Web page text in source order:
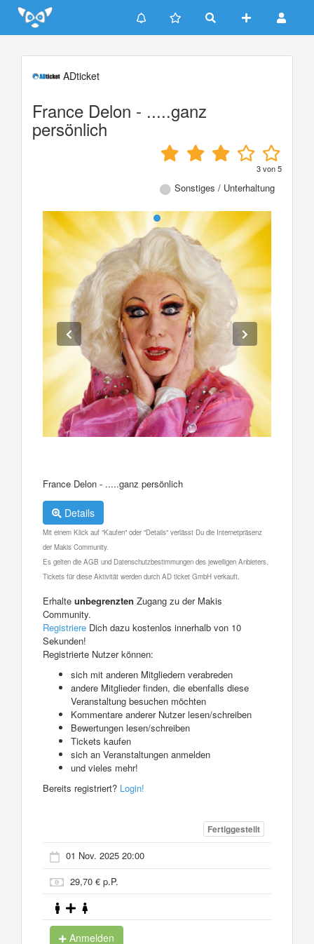
Update cookies preferences
ADticket
France Delon - .....ganz
persönlich
3von5
Sonstiges / Unterhaltung
France Delon - .....ganz persönlich
Details
Mit einem Klick auf "Kaufen" oder "Details" verlässt Du die Internetpräsenz
der Makis Community.
Es gelten die AGB und Datenschutzbestimmungen des jeweiligen Anbieters.
Tickets für diese Aktivität werden durch AD ticket GmbH verkauft.
Erhalte unbegrenzten Zugang zu der Makis
Community.
Registriere Dich dazu kostenlos innerhalb von 10
Sekunden!
Registrierte Nutzer können:
sich mit anderen Mitgliedern verabreden
andere Mitglieder finden, die ebenfalls diese
Veranstaltung besuchen möchten
Kommentare anderer Nutzer lesen/schreiben
Bewertungen lesen/schreiben
Tickets kaufen
sich an Veranstaltungen anmelden
und vieles mehr!
Bereits registriert? Login!
Fertiggestellt
01 Nov. 2025 20:00
29,70 € p.P.
Anmelden